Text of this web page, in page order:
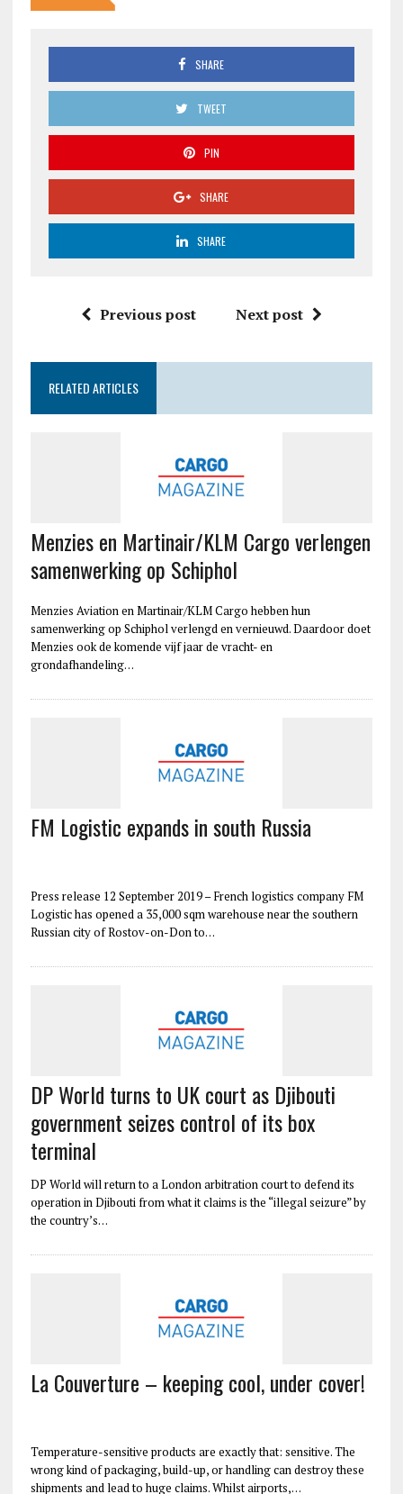
SHARE
TWEET
PIN
SHARE
SHARE
Previous post Next post
RELATED ARTICLES
Menzies en Martinair/KLM Cargo verlengen
samenwerking op Schiphol
Menzies Aviation en Martinair/KLM Cargo hebben hun
samenwerking op Schiphol verlengd en vernieuwd. Daardoor doet
Menzies ook de komende vijf jaar de vracht- en
grondafhandeling…
FM Logistic expands in south Russia
Press release 12 September 2019 – French logistics company FM
Logistic has opened a 35,000 sqm warehouse near the southern
Russian city of Rostov-on-Don to…
DP World turns to UK court as Djibouti
government seizes control of its box
terminal
DP World will return to a London arbitration court to defend its
operation in Djibouti from what it claims is the “illegal seizure” by
the country’s…
La Couverture – keeping cool, under cover!
Temperature-sensitive products are exactly that: sensitive. The
wrong kind of packaging, build-up, or handling can destroy these
shipments and lead to huge claims. Whilst airports,…